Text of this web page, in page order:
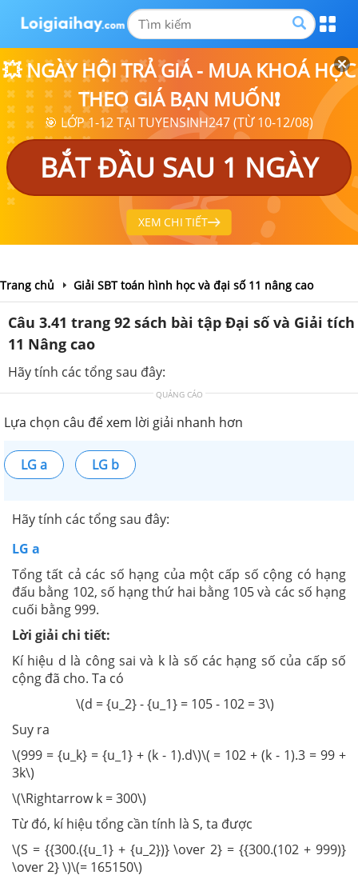
💥 NGÀY HỘI TRẢ GIÁ - MUA KHOÁ HỌC
THEO GIÁ BẠN MUỐN❗
🎯 LỚP 1-12 TẠI TUYENSINH247 (TỪ 10-12/08)
BẮT ĐẦU SAU 1 NGÀY
XEM CHI TIẾT
Trang chủ Giải SBT toán hình học và đại số 11 nâng cao
Câu 3.41 trang 92 sách bài tập Đại số và Giải tích
11 Nâng cao
Hãy tính các tổng sau đây:
QUẢNG CÁO
Lựa chọn câu để xem lời giải nhanh hơn
LG a LG b
Hãy tính các tổng sau đây:
LG a
Tổng tất cả các số hạng của một cấp số cộng có hạng
đấu bằng 102, số hạng thứ hai bằng 105 và các số hạng
cuối bằng 999.
Lời giải chi tiết:
Kí hiệu d là công sai và k là số các hạng số của cấp số
cộng đã cho. Ta có
\(d = {u_2} - {u_1} = 105 - 102 = 3\)
Suy ra
\(999 = {u_k} = {u_1} + (k - 1).d\)\( = 102 + (k - 1).3 = 99 +
3k\)
\(\Rightarrow k = 300\)
Từ đó, kí hiệu tổng cần tính là S, ta được
\(S = {{300.({u_1} + {u_2})} \over 2} = {{300.(102 + 999)}
\over 2} \)\(= 165150\)